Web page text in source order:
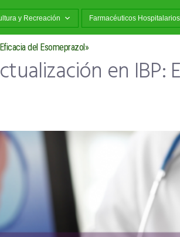
y Recreación Farmacéuticos Hospitalarios
del Esomeprazol»
en IBP: